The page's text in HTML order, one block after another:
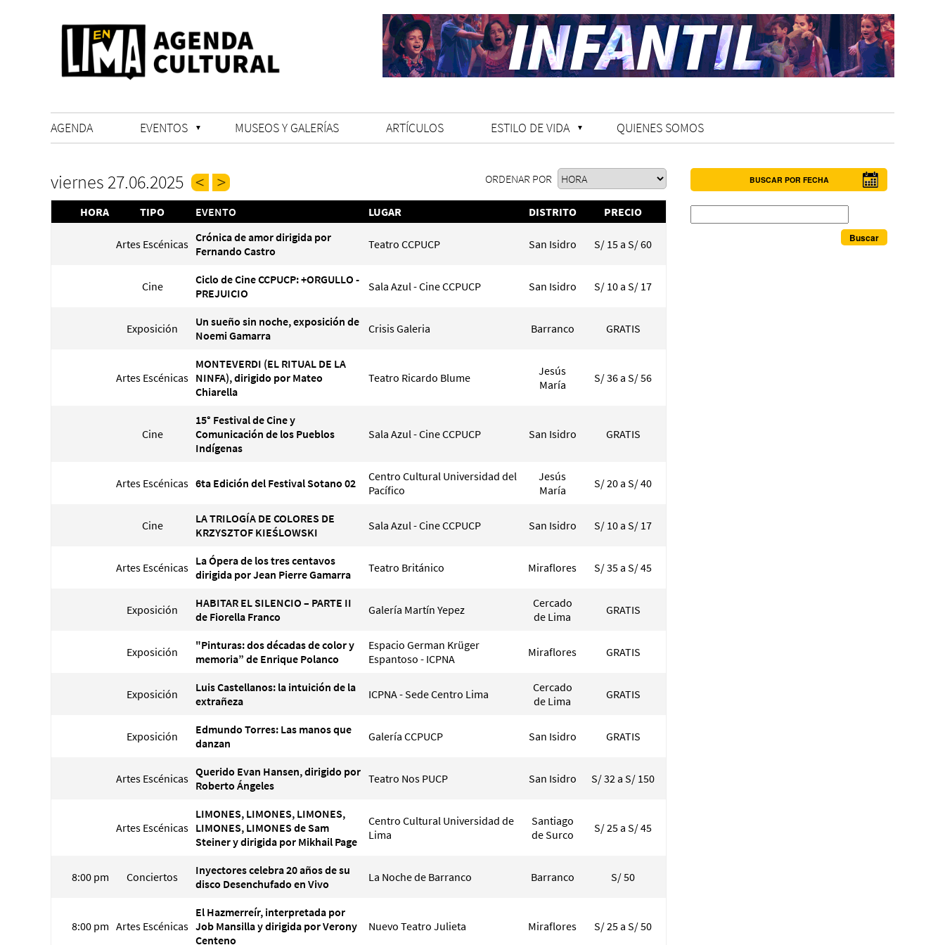
AGENDA EVENTOS MUSEOS Y GALERÍAS ARTÍCULOS ESTILO DE VIDA QUIENES SOMOS
viernes 27.06.2025 ORDENAR POR
HORA TIPO EVENTO LUGAR DISTRITO PRECIO
Artes Escénicas Crónica de amor dirigida por
Fernando Castro
Teatro CCPUCP San Isidro S/ 15 a S/ 60
Cine
Ciclo de Cine CCPUCP: +ORGULLO -
PREJUICIO
Sala Azul - Cine CCPUCP San Isidro S/ 10 a S/ 17
Exposición
Un sueño sin noche, exposición de
Noemi Gamarra
Crisis Galeria Barranco GRATIS
Artes Escénicas
MONTEVERDI (EL RITUAL DE LA
NINFA), dirigido por Mateo
Chiarella
Teatro Ricardo Blume
Jesús
María
S/ 36 a S/ 56
Cine
15° Festival de Cine y
Comunicación de los Pueblos
Indígenas
Sala Azul - Cine CCPUCP San Isidro GRATIS
Artes Escénicas 6ta Edición del Festival Sotano 02
Centro Cultural Universidad del
Pacífico
Jesús
María
S/ 20 a S/ 40
Cine
LA TRILOGÍA DE COLORES DE
KRZYSZTOF KIEŚLOWSKI
Sala Azul - Cine CCPUCP San Isidro S/ 10 a S/ 17
Artes Escénicas La Ópera de los tres centavos
dirigida por Jean Pierre Gamarra
Teatro Británico Miraflores S/ 35 a S/ 45
Exposición
HABITAR EL SILENCIO – PARTE II
de Fiorella Franco
Galería Martín Yepez
Cercado
de Lima
GRATIS
Exposición
"Pinturas: dos décadas de color y
memoria” de Enrique Polanco
Espacio German Krüger
Espantoso - ICPNA
Miraflores GRATIS
Exposición
Luis Castellanos: la intuición de la
extrañeza
ICPNA - Sede Centro Lima
Cercado
de Lima
GRATIS
Exposición
Edmundo Torres: Las manos que
danzan
Galería CCPUCP San Isidro GRATIS
Artes Escénicas Querido Evan Hansen, dirigido por
Roberto Ángeles
Teatro Nos PUCP San Isidro S/ 32 a S/ 150
Artes Escénicas
LIMONES, LIMONES, LIMONES,
LIMONES, LIMONES de Sam
Steiner y dirigida por Mikhail Page
Centro Cultural Universidad de
Lima
Santiago
de Surco
S/ 25 a S/ 45
8:00 pm Conciertos
Inyectores celebra 20 años de su
disco Desenchufado en Vivo
La Noche de Barranco Barranco S/ 50
8:00 pm Artes Escénicas
El Hazmerreír, interpretada por
Job Mansilla y dirigida por Verony
Centeno
Nuevo Teatro Julieta Miraflores S/ 25 a S/ 50
BUSCAR POR FECHA